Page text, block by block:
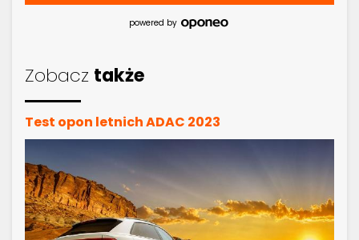
powered by
Zobacz także
Test opon letnich ADAC 2023